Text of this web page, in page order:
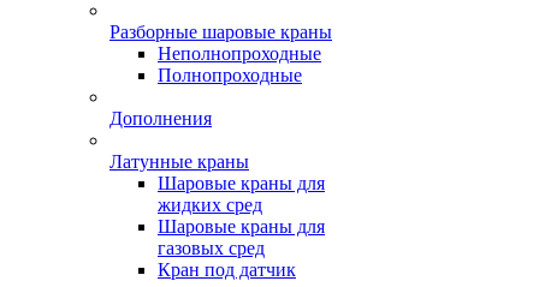
Разборные шаровые краны
Неполнопроходные
Полнопроходные
Дополнения
Латунные краны
Шаровые краны для
жидких сред
Шаровые краны для
газовых сред
Кран под датчик